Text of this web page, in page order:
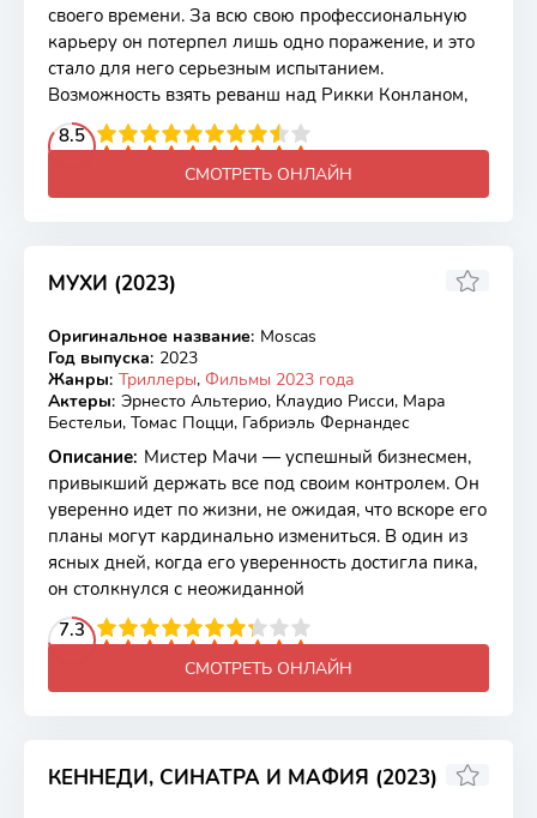
своего времени. За всю свою профессиональную
карьеру он потерпел лишь одно поражение, и это
стало для него серьезным испытанием.
Возможность взять реванш над Рикки Конланом,
8.5
4 5 6 7 8 9 10
СМОТРЕТЬ ОНЛАЙН
МУХИ (2023)
WEB-DL
Оригинальное название: Moscas
Год выпуска: 2023
Жанры: Триллеры, Фильмы 2023 года
Актеры: Эрнесто Альтерио, Клаудио Рисси, Мара
Бестельи, Томас Поцци, Габриэль Фернандес
Описание: Мистер Мачи — успешный бизнесмен,
привыкший держать все под своим контролем. Он
уверенно идет по жизни, не ожидая, что вскоре его
планы могут кардинально измениться. В один из
ясных дней, когда его уверенность достигла пика,
он столкнулся с неожиданной
7.3
4 5 6 7 8 9 10
СМОТРЕТЬ ОНЛАЙН
КЕННЕДИ, СИНАТРА И МАФИЯ (2023)
6.8